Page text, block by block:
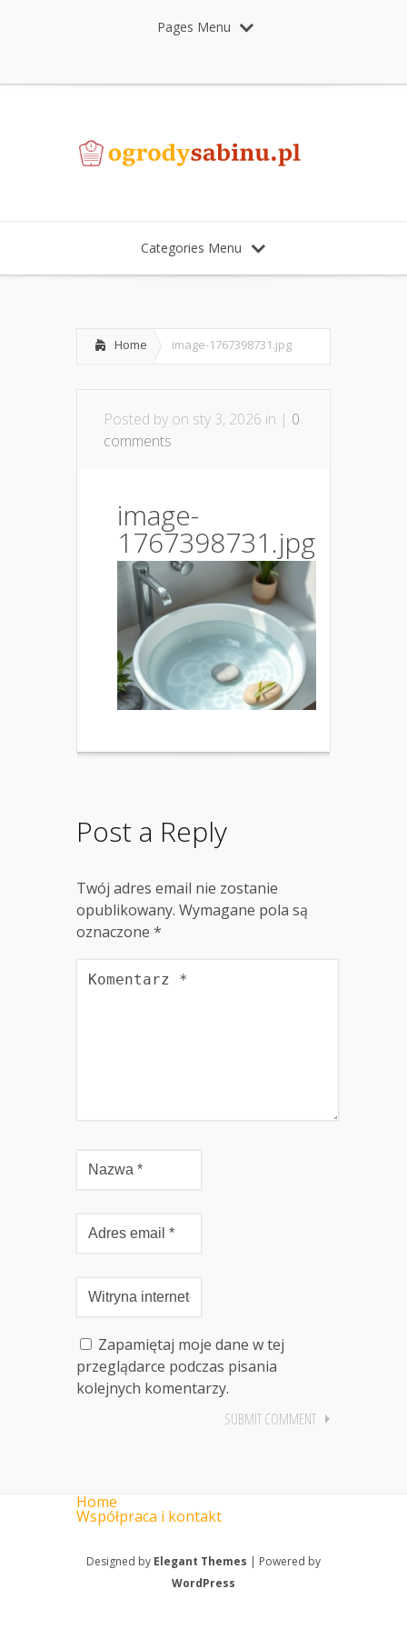
Pages Menu
Categories Menu
Home image-1767398731.jpg
Posted by on sty 3, 2026 in | 0
comments
image-
1767398731.jpg
Post a Reply
Twój adres email nie zostanie
opublikowany. Wymagane pola są
oznaczone *
Zapamiętaj moje dane w tej
przeglądarce podczas pisania
kolejnych komentarzy.
Home
Współpraca i kontakt
Designed by Elegant Themes | Powered by
WordPress